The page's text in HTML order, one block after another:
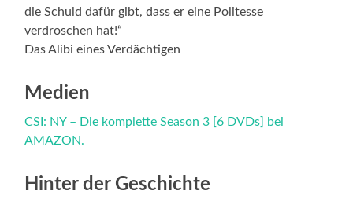
die Schuld dafür gibt, dass er eine Politesse
verdroschen hat!“
Das Alibi eines Verdächtigen
Medien
CSI: NY – Die komplette Season 3 [6 DVDs] bei
AMAZON.
Hinter der Geschichte